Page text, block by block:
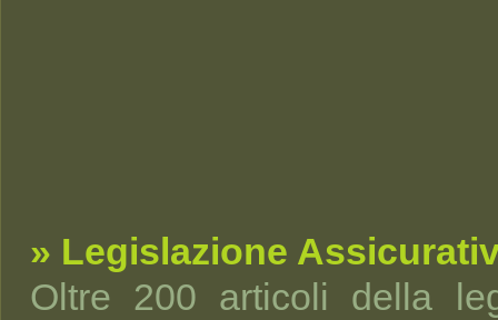
» Legislazione
Oltre 200 articoli della